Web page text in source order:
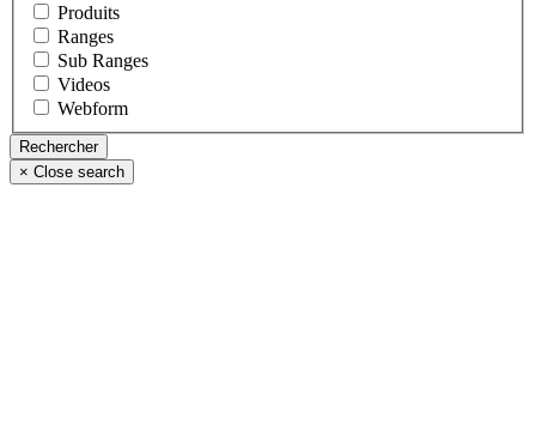
Produits
Ranges
Sub Ranges
Videos
Webform
× Close search